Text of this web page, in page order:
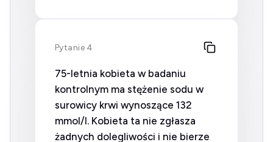
Pytanie 4
75-letnia kobieta w badaniu
kontrolnym ma stężenie sodu w
surowicy krwi wynoszące 132
mmol/l. Kobieta ta nie zgłasza
żadnych dolegliwości i nie bierze